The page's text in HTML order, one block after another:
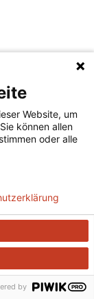
Website, um
können allen
oder alle
by